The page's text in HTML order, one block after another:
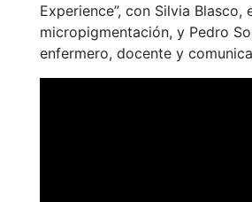
Experience”, con Silvia Blasco,
micropigmentación, y Pedro
enfermero, docente y